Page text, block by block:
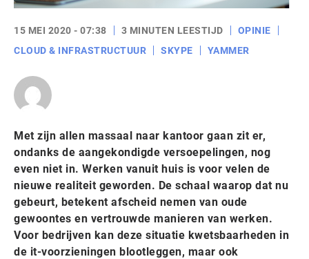
15 MEI 2020 - 07:38 3 MINUTEN LEESTIJD
OPINIE
CLOUD & INFRASTRUCTUUR
SKYPE YAMMER
Met zijn allen massaal naar kantoor gaan zit er,
ondanks de aangekondigde versoepelingen, nog
even niet in. Werken vanuit huis is voor velen de
nieuwe realiteit geworden. De schaal waarop dat nu
gebeurt, betekent afscheid nemen van oude
gewoontes en vertrouwde manieren van werken.
Voor bedrijven kan deze situatie kwetsbaarheden in
de it-voorzieningen blootleggen, maar ook